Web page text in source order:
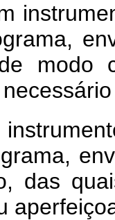
modo
das